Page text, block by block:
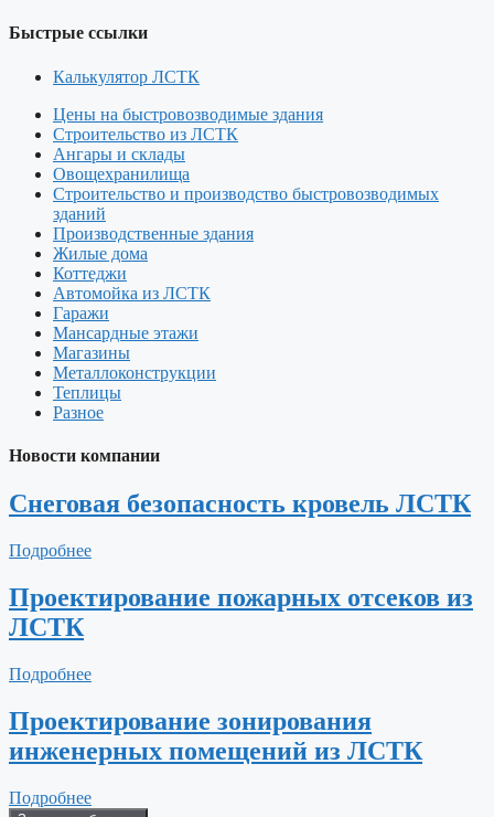
Быстрые ссылки
Калькулятор ЛСТК
Цены на быстровозводимые здания
Строительство из ЛСТК
Ангары и склады
Овощехранилища
Строительство и производство быстровозводимых
зданий
Производственные здания
Жилые дома
Коттеджи
Автомойка из ЛСТК
Гаражи
Мансардные этажи
Магазины
Металлоконструкции
Теплицы
Разное
Новости компании
Снеговая безопасность кровель ЛСТК
Подробнее
Проектирование пожарных отсеков из
ЛСТК
Подробнее
Проектирование зонирования
инженерных помещений из ЛСТК
Подробнее